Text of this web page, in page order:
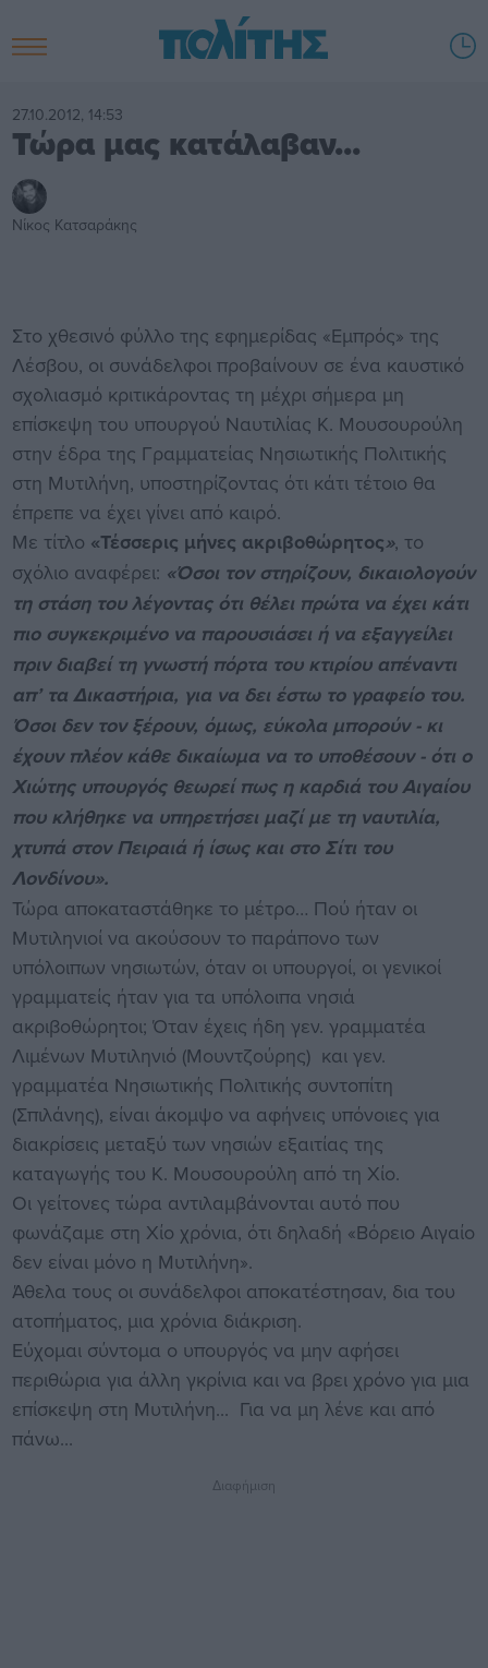
27.10.2012, 14:53
Τώρα μας κατάλαβαν...
Νίκος Κατσαράκης
Στο χθεσινό φύλλο της εφημερίδας «Εμπρός» της
Λέσβου, οι συνάδελφοι προβαίνουν σε ένα καυστικό
σχολιασμό κριτικάροντας τη μέχρι σήμερα μη
επίσκεψη του υπουργού Ναυτιλίας Κ. Μουσουρούλη
στην έδρα της Γραμματείας Νησιωτικής Πολιτικής
στη Μυτιλήνη, υποστηρίζοντας ότι κάτι τέτοιο θα
έπρεπε να έχει γίνει από καιρό.
Με τίτλο «Τέσσερις μήνες ακριβοθώρητος», το
σχόλιο αναφέρει: «Όσοι τον στηρίζουν, δικαιολογούν
τη στάση του λέγοντας ότι θέλει πρώτα να έχει κάτι
πιο συγκεκριμένο να παρουσιάσει ή να εξαγγείλει
πριν διαβεί τη γνωστή πόρτα του κτιρίου απέναντι
απ’ τα Δικαστήρια, για να δει έστω το γραφείο του.
Όσοι δεν τον ξέρουν, όμως, εύκολα μπορούν - κι
έχουν πλέον κάθε δικαίωμα να το υποθέσουν - ότι ο
Χιώτης υπουργός θεωρεί πως η καρδιά του Αιγαίου
που κλήθηκε να υπηρετήσει μαζί με τη ναυτιλία,
χτυπά στον Πειραιά ή ίσως και στο Σίτι του
Λονδίνου».
Τώρα αποκαταστάθηκε το μέτρο… Πού ήταν οι
Μυτιληνιοί να ακούσουν το παράπονο των
υπόλοιπων νησιωτών, όταν οι υπουργοί, οι γενικοί
γραμματείς ήταν για τα υπόλοιπα νησιά
ακριβοθώρητοι; Όταν έχεις ήδη γεν. γραμματέα
Λιμένων Μυτιληνιό (Μουντζούρης) και γεν.
γραμματέα Νησιωτικής Πολιτικής συντοπίτη
(Σπιλάνης), είναι άκομψο να αφήνεις υπόνοιες για
διακρίσεις μεταξύ των νησιών εξαιτίας της
καταγωγής του Κ. Μουσουρούλη από τη Χίο.
Οι γείτονες τώρα αντιλαμβάνονται αυτό που
φωνάζαμε στη Χίο χρόνια, ότι δηλαδή «Βόρειο Αιγαίο
δεν είναι μόνο η Μυτιλήνη».
Άθελα τους οι συνάδελφοι αποκατέστησαν, δια του
ατοπήματος, μια χρόνια διάκριση.
Εύχομαι σύντομα ο υπουργός να μην αφήσει
περιθώρια για άλλη γκρίνια και να βρει χρόνο για μια
επίσκεψη στη Μυτιλήνη... Για να μη λένε και από
πάνω...
Διαφήμιση